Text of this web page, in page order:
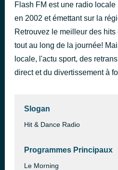
Flash FM est une radio
en 2002 et émettant sur la
Retrouvez le meilleur des
tout au long de la journée!
locale, l'actu sport, des
direct et du divertissement à
Slogan
Hit & Dance Radio
Programmes Principaux
Le Morning